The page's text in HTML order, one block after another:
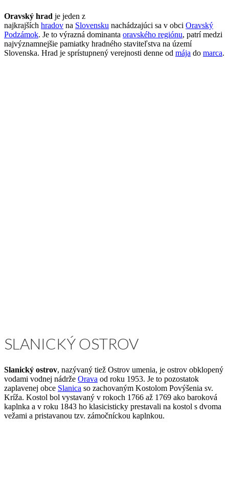
Oravský hrad je jeden z
najkrajších hradov na Slovensku nachádzajúci sa v obci Oravský
Podzámok. Je to výrazná dominanta oravského regiónu, patrí medzi
najvýznamnejšie pamiatky hradného staviteľstva na území
Slovenska. Hrad je sprístupnený verejnosti denne od mája do marca.
SLANICKÝ OSTROV
Slanický ostrov, nazývaný tiež Ostrov umenia, je ostrov obklopený
vodami vodnej nádrže Orava od roku 1953. Je to pozostatok
zaplavenej obce Slanica so zachovaným Kostolom Povýšenia sv.
Kríža. Kostol bol vystavaný v rokoch 1766 až 1769 ako baroková
kaplnka a v roku 1843 ho klasicisticky prestavali na kostol s dvoma
vežami a pristavanou tzv. zámočníckou kaplnkou.